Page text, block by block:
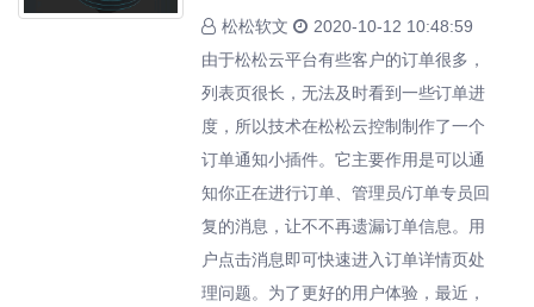
松松软文
2020-10-12 10:48:59
由于松松云平台有些客户的订单很多，
列表页很长，无法及时看到一些订单进
度，所以技术在松松云控制制作了一个
订单通知小插件。它主要作用是可以通
知你正在进行订单、管理员/订单专员回
复的消息，让不不再遗漏订单信息。用
户点击消息即可快速进入订单详情页处
理问题。为了更好的用户体验，最近，